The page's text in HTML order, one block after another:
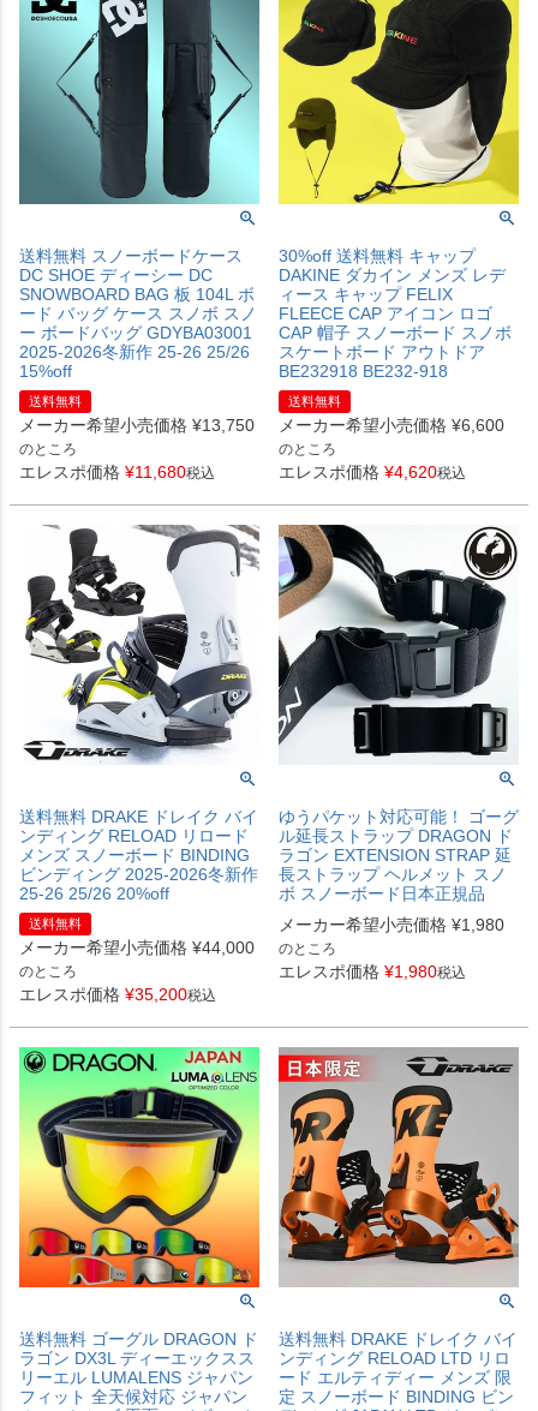
送料無料 スノーボードケース
DC SHOE ディーシー DC
SNOWBOARD BAG 板 104L ボ
ード バッグ ケース スノボ スノ
ー ボードバッグ GDYBA03001
2025-2026冬新作 25-26 25/26
15%off
送料無料
メーカー希望小売価格 ¥13,750
のところ
エレスポ価格 ¥11,680税込
30%off 送料無料 キャップ
DAKINE ダカイン メンズ レデ
ィース キャップ FELIX
FLEECE CAP アイコン ロゴ
CAP 帽子 スノーボード スノボ
スケートボード アウトドア
BE232918 BE232-918
送料無料
メーカー希望小売価格 ¥6,600
のところ
エレスポ価格 ¥4,620税込
送料無料 DRAKE ドレイク バイ
ンディング RELOAD リロード
メンズ スノーボード BINDING
ビンディング 2025-2026冬新作
25-26 25/26 20%off
送料無料
メーカー希望小売価格 ¥44,000
のところ
エレスポ価格 ¥35,200税込
ゆうパケット対応可能！ ゴーグ
ル延長ストラップ DRAGON ド
ラゴン EXTENSION STRAP 延
長ストラップ ヘルメット スノ
ボ スノーボード日本正規品
メーカー希望小売価格 ¥1,980
のところ
エレスポ価格 ¥1,980税込
送料無料 ゴーグル DRAGON ド
ラゴン DX3L ディーエックスス
リーエル LUMALENS ジャパン
フィット 全天候対応 ジャパン
送料無料 DRAKE ドレイク バイ
ンディング RELOAD LTD リロ
ード エルティディー メンズ 限
定 スノーボード BINDING ビン